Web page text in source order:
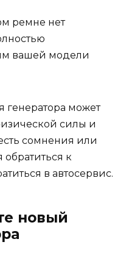
ремне нет
вашей модели
генератора может
силы и
сомнения или
к
в автосервис.
новый